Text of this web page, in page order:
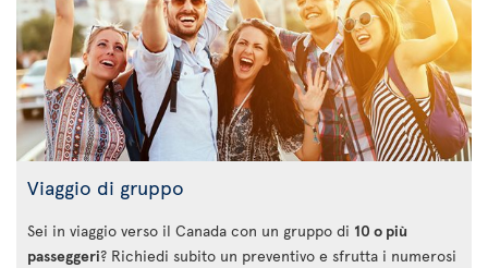
Viaggio di gruppo
Sei in viaggio verso il Canada con un gruppo di 10 o più
passeggeri? Richiedi subito un preventivo e sfrutta i numerosi